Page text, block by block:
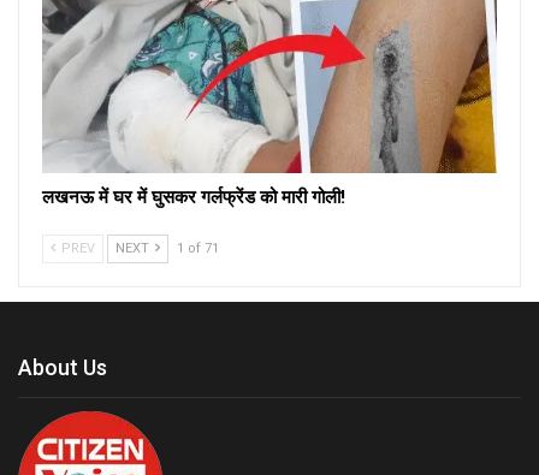
लखनऊ में घर में घुसकर गर्लफ्रेंड को मारी गोली!
PREV NEXT 1 of 71
About Us